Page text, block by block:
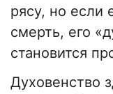
рясу, но если
смерть, его
становится
​Духовенство